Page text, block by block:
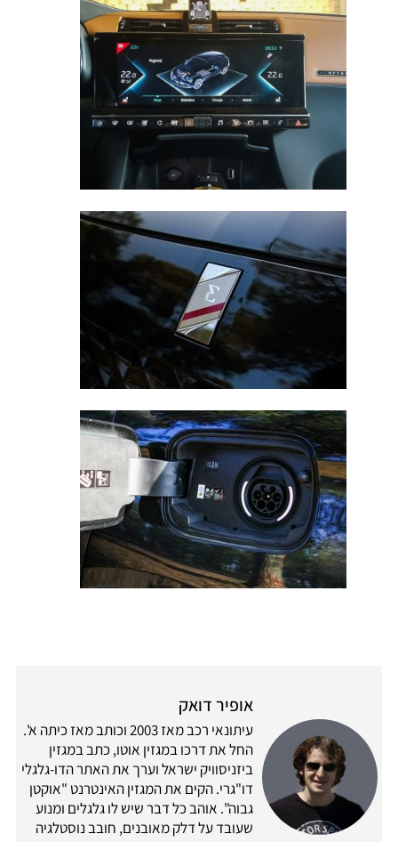
אופיר דואק
עיתונאי רכב מאז 2003 וכותב מאז כיתה א'.
החל את דרכו במגזין אוטו, כתב במגזין
ביזניסוויק ישראל וערך את האתר הדו-גלגלי
דו"גרי. הקים את המגזין האינטרנט "אוקטן
גבוה". אוהב כל דבר שיש לו גלגלים ומנוע
שעובד על דלק מאובנים, חובב נוסטלגיה